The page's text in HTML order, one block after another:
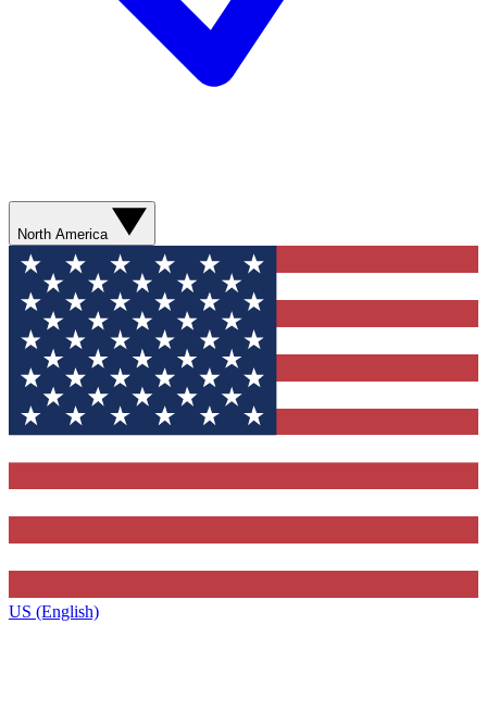
North America
US (English)